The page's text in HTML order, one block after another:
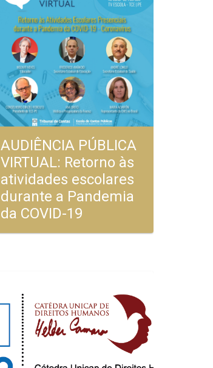
AUDIÊNCIA PÚBLICA
VIRTUAL: Retorno às
atividades escolares
durante a Pandemia
da COVID-19